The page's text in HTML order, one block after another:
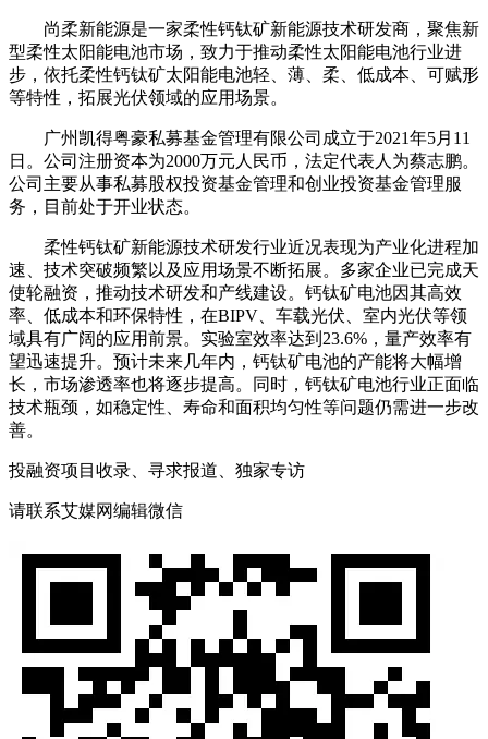
尚柔新能源是一家柔性钙钛矿新能源技术研发商，聚焦新
型柔性太阳能电池市场，致力于推动柔性太阳能电池行业进
步，依托柔性钙钛矿太阳能电池轻、薄、柔、低成本、可赋形
等特性，拓展光伏领域的应用场景。
‌广州凯得粤豪私募基金管理有限公司‌成立于2021年5月11
日。公司注册资本为2000万元人民币，法定代表人为蔡志鹏。
公司主要从事私募股权投资基金管理和创业投资基金管理服
务，目前处于开业状态‌。
柔性钙钛矿新能源技术研发行业近况表现为产业化进程加
速、技术突破频繁以及应用场景不断拓展。多家企业已完成天
使轮融资，推动技术研发和产线建设。钙钛矿电池因其高效
率、低成本和环保特性，在BIPV、车载光伏、室内光伏等领
域具有广阔的应用前景。实验室效率达到23.6%，量产效率有
望迅速提升。预计未来几年内，钙钛矿电池的产能将大幅增
长，市场渗透率也将逐步提高。同时，钙钛矿电池行业正面临
技术瓶颈，如稳定性、寿命和面积均匀性等问题仍需进一步改
善。
投融资项目收录、寻求报道、独家专访
请联系艾媒网编辑微信